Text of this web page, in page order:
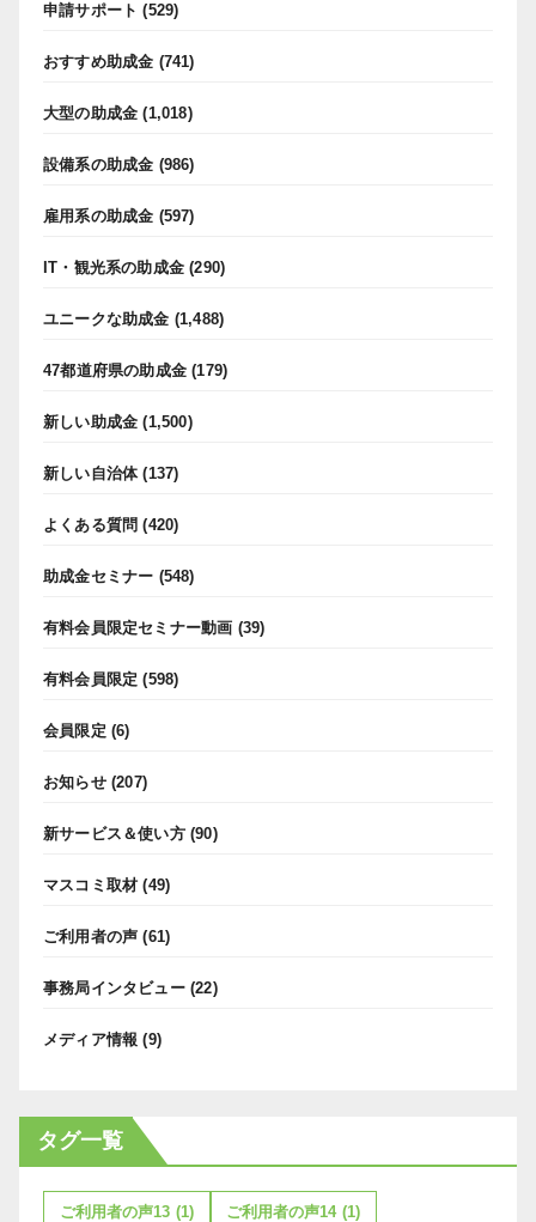
申請サポート (529)
おすすめ助成金 (741)
大型の助成金 (1,018)
設備系の助成金 (986)
雇用系の助成金 (597)
IT・観光系の助成金 (290)
ユニークな助成金 (1,488)
47都道府県の助成金 (179)
新しい助成金 (1,500)
新しい自治体(137)
よくある質問 (420)
助成金セミナー (548)
有料会員限定セミナー動画 (39)
有料会員限定 (598)
会員限定 (6)
お知らせ(207)
新サービス＆使い方(90)
マスコミ取材 (49)
ご利用者の声 (61)
事務局インタビュー(22)
メディア情報 (9)
タグ一覧
ご利用者の声13 (1) ご利用者の声14 (1)